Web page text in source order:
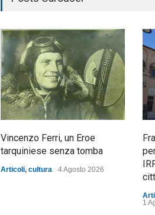
Vincenzo Ferri, un Eroe
tarquiniese senza tomba
Articoli, cultura 4 Agosto 2026
1